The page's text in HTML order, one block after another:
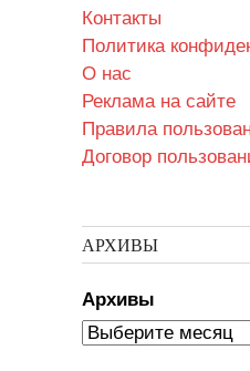
Контакты
Политика
О нас
Реклама на сайте
Правила
Договор
АРХИВЫ
Архивы